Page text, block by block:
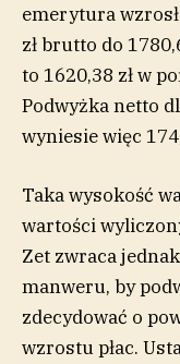
emerytura
zł brutto do
to 1620,38 zł w
Podwyżka netto
wyniesie więc
Taka wysokość
wartości
Zet zwraca
manweru, by
zdecydować o
wzrostu płac.